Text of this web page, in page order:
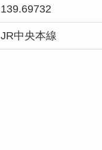
139.69732
JR中央本線